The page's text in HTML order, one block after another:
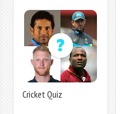
Cricket Quiz